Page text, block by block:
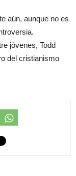
aún, aunque no es
jóvenes, Todd
del cristianismo